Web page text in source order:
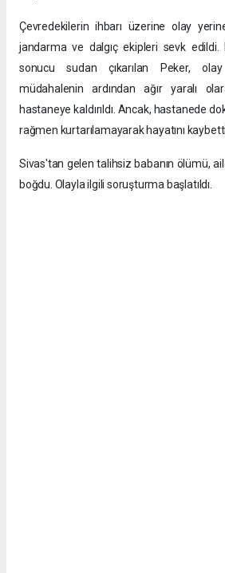
Çevredekilerin ihbarı üzerine olay
jandarma ve dalgıç ekipleri sevk edildi.
sonucu sudan çıkarılan Peker,
müdahalenin ardından ağır yaralı
hastaneye kaldırıldı. Ancak, hastanede
rağmen kurtarılamayarak hayatını kaybetti.
​Sivas'tan gelen talihsiz babanın ölümü,
boğdu. Olayla ilgili soruşturma başlatıldı.